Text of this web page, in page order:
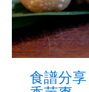
食譜分